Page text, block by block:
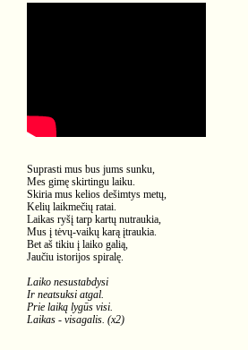
Suprasti mus bus jums sunku,
Mes gimę skirtingu laiku.
Skiria mus kelios dešimtys metų,
Kelių laikmečių ratai.
Laikas ryšį tarp kartų nutraukia,
Mus į tėvų-vaikų karą įtraukia.
Bet aš tikiu į laiko galią,
Jaučiu istorijos spiralę.
Laiko nesustabdysi
Ir neatsuksi atgal.
Prie laiką lygūs visi.
Laikas - visagalis. (x2)